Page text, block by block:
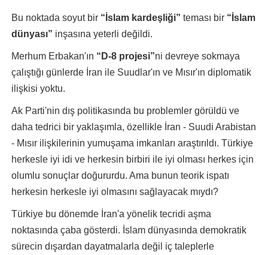
Bu noktada soyut bir “İslam kardeşliği” teması bir “İslam
dünyası” inşasına yeterli değildi.
Merhum Erbakan'ın “D-8 projesi”ni devreye sokmaya
çalıştığı günlerde İran ile Suudlar'ın ve Mısır'ın diplomatik
ilişkisi yoktu.
Ak Parti'nin dış politikasında bu problemler görüldü ve
daha tedrici bir yaklaşımla, özellikle İran - Suudi Arabistan
- Mısır ilişkilerinin yumuşama imkanları araştırıldı. Türkiye
herkesle iyi idi ve herkesin birbiri ile iyi olması herkes için
olumlu sonuçlar doğururdu. Ama bunun teorik ispatı
herkesin herkesle iyi olmasını sağlayacak mıydı?
Türkiye bu dönemde İran'a yönelik tecridi aşma
noktasında çaba gösterdi. İslam dünyasında demokratik
sürecin dışardan dayatmalarla değil iç taleplerle